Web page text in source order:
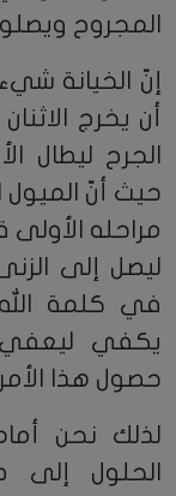
المجروح
إنّ الخيانة
أن يخرج
الجرح ليطال
حيث أنّ الميول
مراحله
ليصل إلى
في كلمة
يكفي ليعفي
حصول هذا
لذلك نحن
الحلول إلى